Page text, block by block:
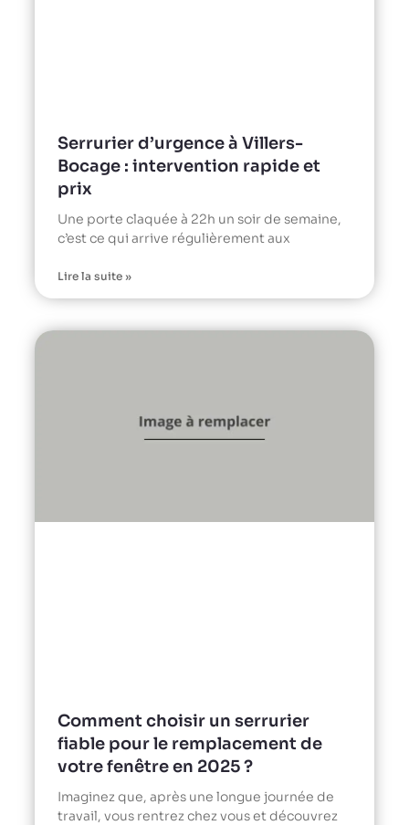
Serrurier d’urgence à Villers-
Bocage : intervention rapide et
prix
Une porte claquée à 22h un soir de semaine,
c’est ce qui arrive régulièrement aux
Lire la suite »
Comment choisir un serrurier
fiable pour le remplacement de
votre fenêtre en 2025 ?
Imaginez que, après une longue journée de
travail, vous rentrez chez vous et découvrez